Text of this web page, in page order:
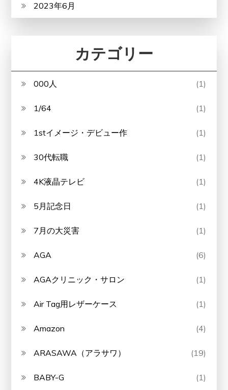
2023年6月
カテゴリー
000人 (1)
1/64 (1)
1stイメージ・デビュー作 (1)
30代転職 (1)
4K液晶テレビ (1)
5月記念日 (1)
7月の大災害 (1)
AGA (6)
AGAクリニック・サロン (1)
Air Tag用レザーケース (1)
Amazon (4)
ARASAWA（アラサワ） (19)
BABY-G (1)